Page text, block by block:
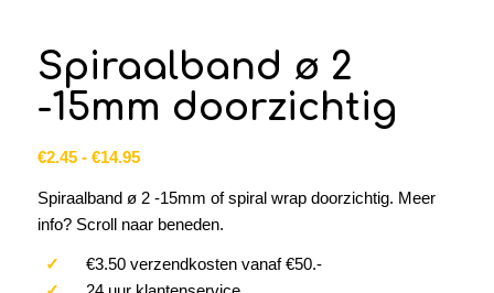
Spiraalband ø 2
-15mm doorzichtig
€2.45 - €14.95Prijsklasse:
tot
€14.95
Spiraalband ø 2 -15mm of spiral wrap doorzichtig. Meer
info? Scroll naar beneden.
✓ €3.50 verzendkosten vanaf €50.-